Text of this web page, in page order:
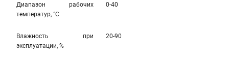
Диапазон рабочих
температур, °С
0-40
Влажность при
эксплуатации, %
20-90